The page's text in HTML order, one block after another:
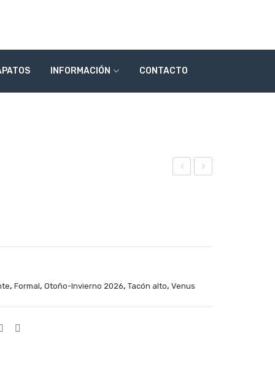
INFORMACIÓN CONTACTO
, Formal, Otoño-Invierno 2026, Tacón alto, Venus